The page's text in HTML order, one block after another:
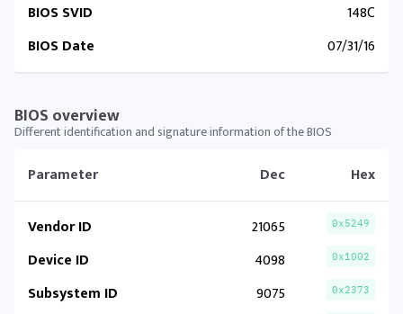
BIOS SVID
148C
BIOS Date
07/31/16
BIOS overview
Different identification and signature information of the BIOS
Parameter Dec Hex
Vendor ID 21065 0x5249
Device ID 4098 0x1002
Subsystem ID 9075 0x2373